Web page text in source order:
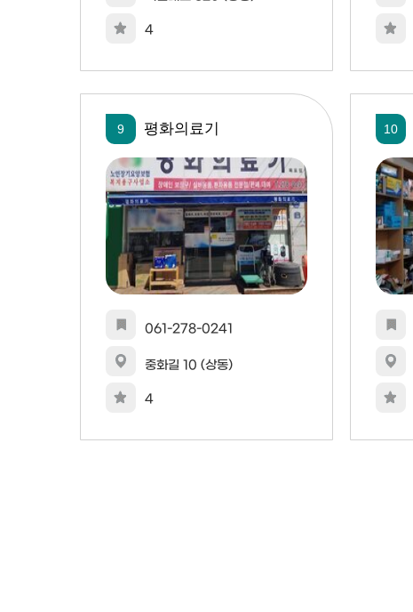
4
9 평화의료기
061-278-0241
중화길 10 (상동)
4
10